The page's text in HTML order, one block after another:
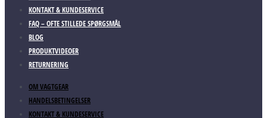
KONTAKT & KUNDESERVICE
FAQ – OFTE STILLEDE SPØRGSMÅL
BLOG
PRODUKTVIDEOER
RETURNERING
OM VAGTGEAR
HANDELSBETINGELSER
KONTAKT & KUNDESERVICE